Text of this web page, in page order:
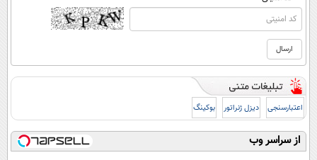
اعتبارسنجی دیزل ژنراتور بوکینگ
از سراسر وب